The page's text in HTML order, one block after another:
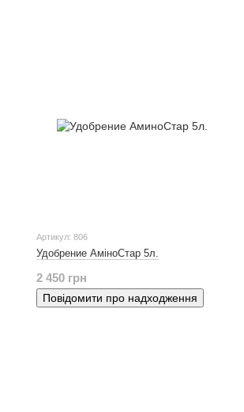
Артикул: 806
Удобрение АміноСтар 5л.
2 450 грн
Повідомити про надходження